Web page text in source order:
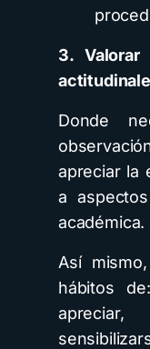
3. Valorar
Donde
apreciar la
a
académica.
Así
hábitos